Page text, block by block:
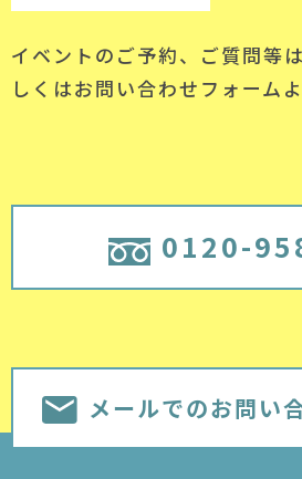
イベントのご予約、ご質問等
しくはお問い合わせフォーム
0120-
メールでのお問い